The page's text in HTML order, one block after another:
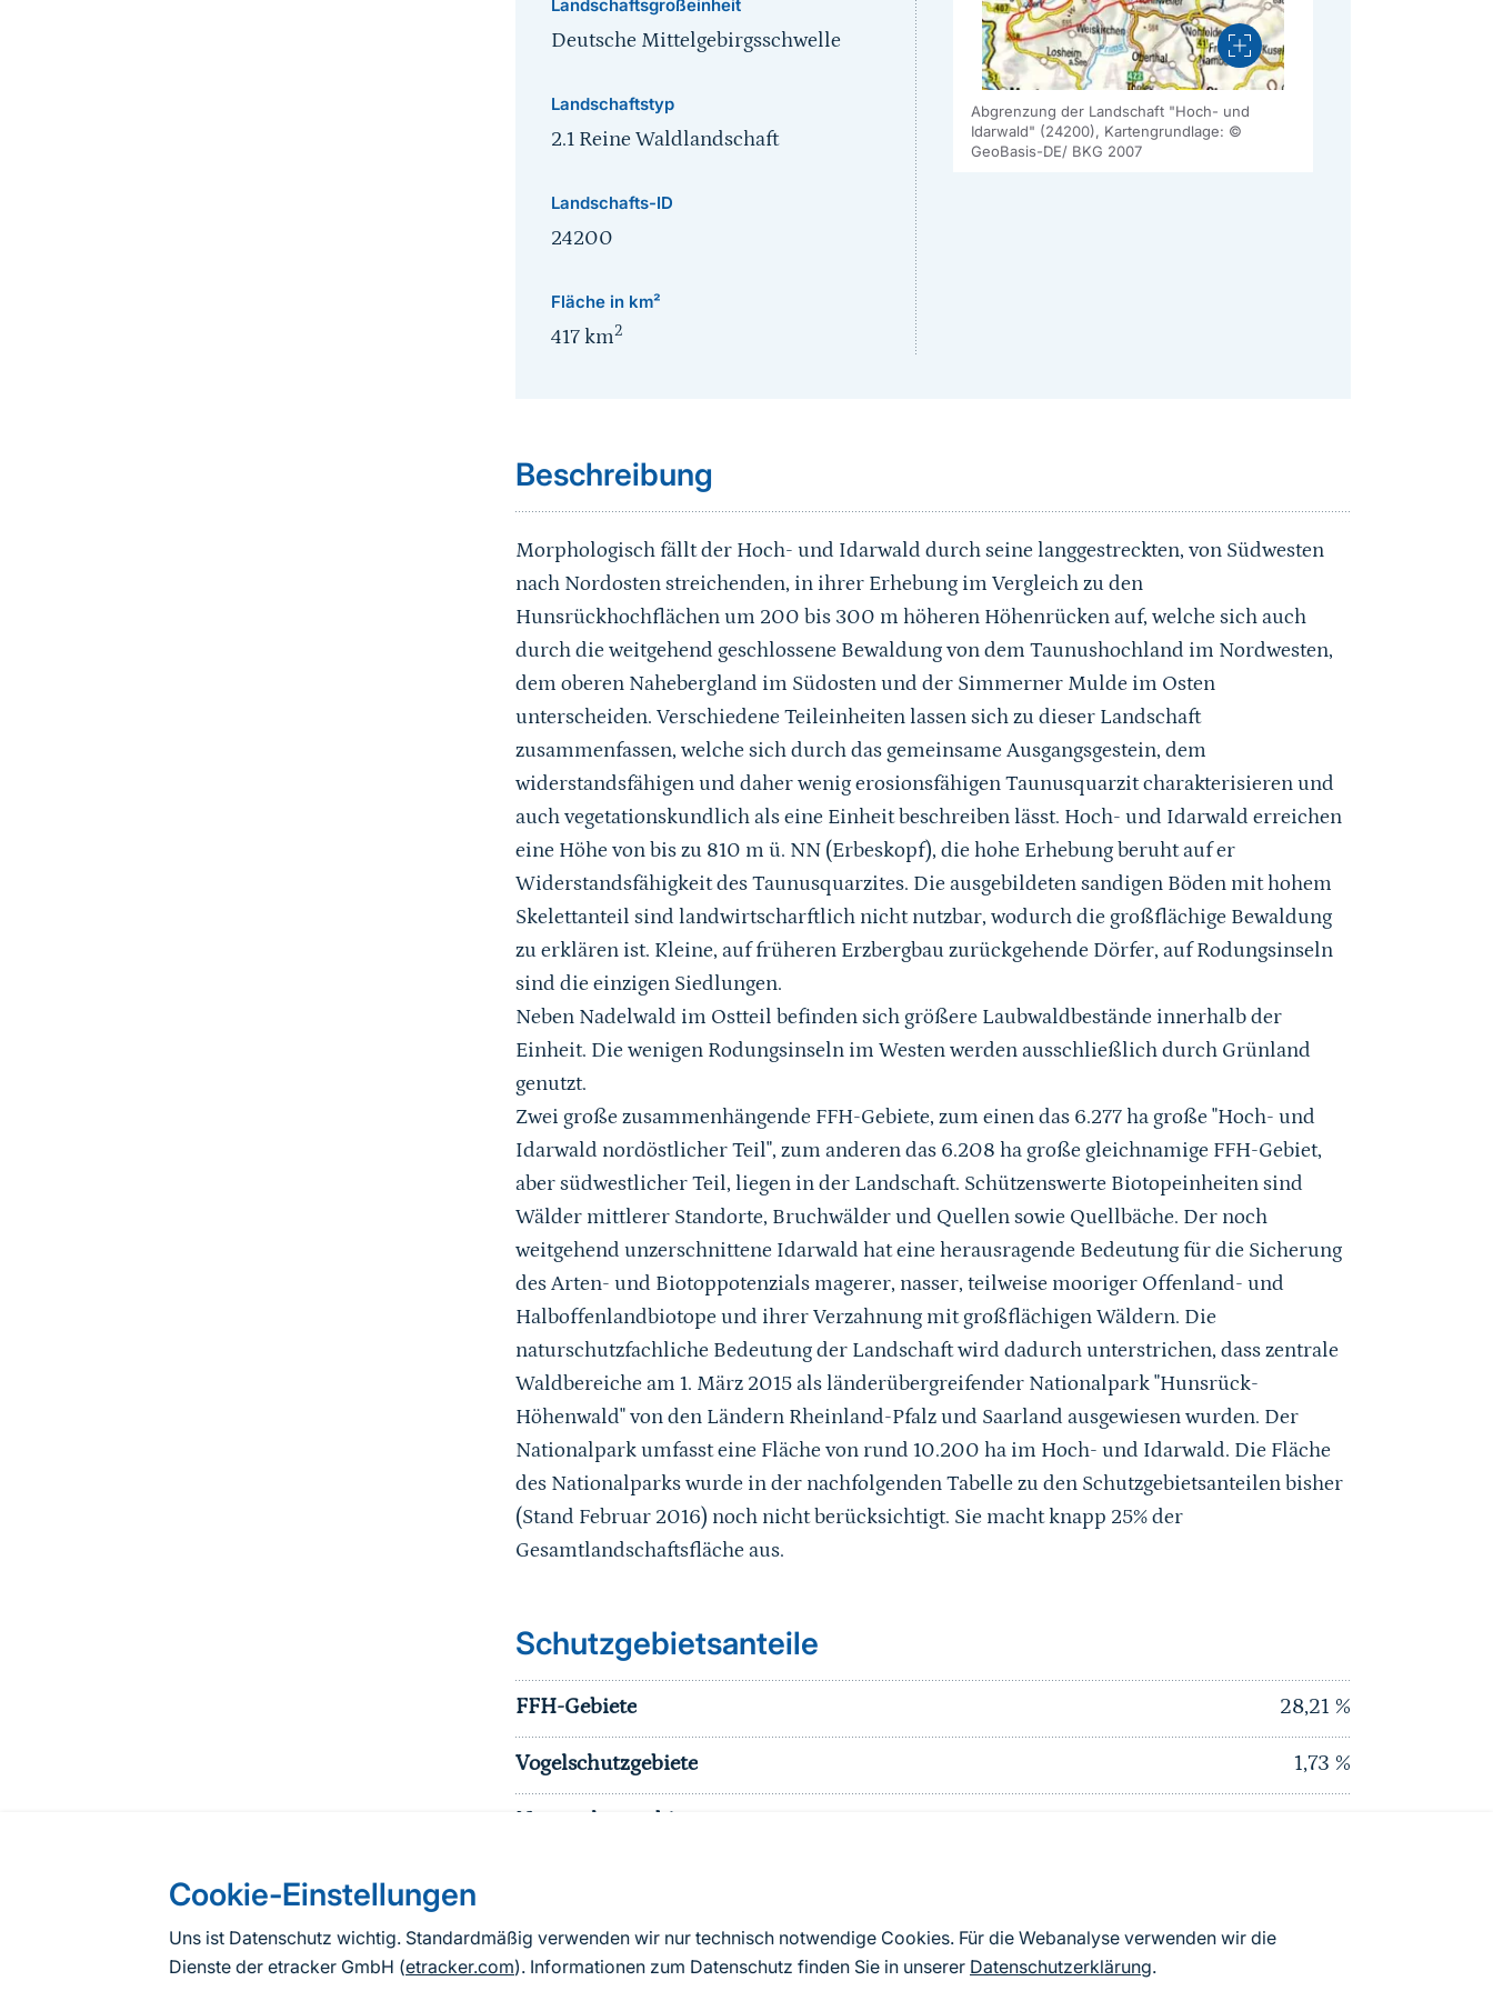
Cookie-Einstellungen
Uns ist Datenschutz wichtig. Standardmäßig verwenden wir nur technisch notwendige Cookies. Für die Webanalyse verwenden wir die
Dienste der etracker GmbH (etracker.com). Informationen zum Datenschutz finden Sie in unserer Datenschutzerklärung.
Landschaftsgroßeinheit
Deutsche Mittelgebirgsschwelle
Landschaftstyp
2.1 Reine Waldlandschaft
Landschafts-ID
24200
Fläche in km²
417 km2
Vergrößern
Abgrenzung der Landschaft "Hoch- und
Idarwald" (24200), Kartengrundlage: ©
GeoBasis-DE/ BKG 2007
Beschreibung
Morphologisch fällt der Hoch- und Idarwald durch seine langgestreckten, von Südwesten
nach Nordosten streichenden, in ihrer Erhebung im Vergleich zu den
Hunsrückhochflächen um 200 bis 300 m höheren Höhenrücken auf, welche sich auch
durch die weitgehend geschlossene Bewaldung von dem Taunushochland im Nordwesten,
dem oberen Nahebergland im Südosten und der Simmerner Mulde im Osten
unterscheiden. Verschiedene Teileinheiten lassen sich zu dieser Landschaft
zusammenfassen, welche sich durch das gemeinsame Ausgangsgestein, dem
widerstandsfähigen und daher wenig erosionsfähigen Taunusquarzit charakterisieren und
auch vegetationskundlich als eine Einheit beschreiben lässt. Hoch- und Idarwald erreichen
eine Höhe von bis zu 810 m ü. NN (Erbeskopf), die hohe Erhebung beruht auf er
Widerstandsfähigkeit des Taunusquarzites. Die ausgebildeten sandigen Böden mit hohem
Skelettanteil sind landwirtscharftlich nicht nutzbar, wodurch die großflächige Bewaldung
zu erklären ist. Kleine, auf früheren Erzbergbau zurückgehende Dörfer, auf Rodungsinseln
sind die einzigen Siedlungen.
Neben Nadelwald im Ostteil befinden sich größere Laubwaldbestände innerhalb der
Einheit. Die wenigen Rodungsinseln im Westen werden ausschließlich durch Grünland
genutzt.
Zwei große zusammenhängende FFH-Gebiete, zum einen das 6.277 ha große "Hoch- und
Idarwald nordöstlicher Teil", zum anderen das 6.208 ha große gleichnamige FFH-Gebiet,
aber südwestlicher Teil, liegen in der Landschaft. Schützenswerte Biotopeinheiten sind
Wälder mittlerer Standorte, Bruchwälder und Quellen sowie Quellbäche. Der noch
weitgehend unzerschnittene Idarwald hat eine herausragende Bedeutung für die Sicherung
des Arten- und Biotoppotenzials magerer, nasser, teilweise mooriger Offenland- und
Halboffenlandbiotope und ihrer Verzahnung mit großflächigen Wäldern. Die
naturschutzfachliche Bedeutung der Landschaft wird dadurch unterstrichen, dass zentrale
Waldbereiche am 1. März 2015 als länderübergreifender Nationalpark "Hunsrück-
Höhenwald" von den Ländern Rheinland-Pfalz und Saarland ausgewiesen wurden. Der
Nationalpark umfasst eine Fläche von rund 10.200 ha im Hoch- und Idarwald. Die Fläche
des Nationalparks wurde in der nachfolgenden Tabelle zu den Schutzgebietsanteilen bisher
(Stand Februar 2016) noch nicht berücksichtigt. Sie macht knapp 25% der
Gesamtlandschaftsfläche aus.
Schutzgebietsanteile
FFH-Gebiete 28,21 %
Vogelschutzgebiete 1,73 %
Naturschutzgebiete
sonst. Schutzgebiete